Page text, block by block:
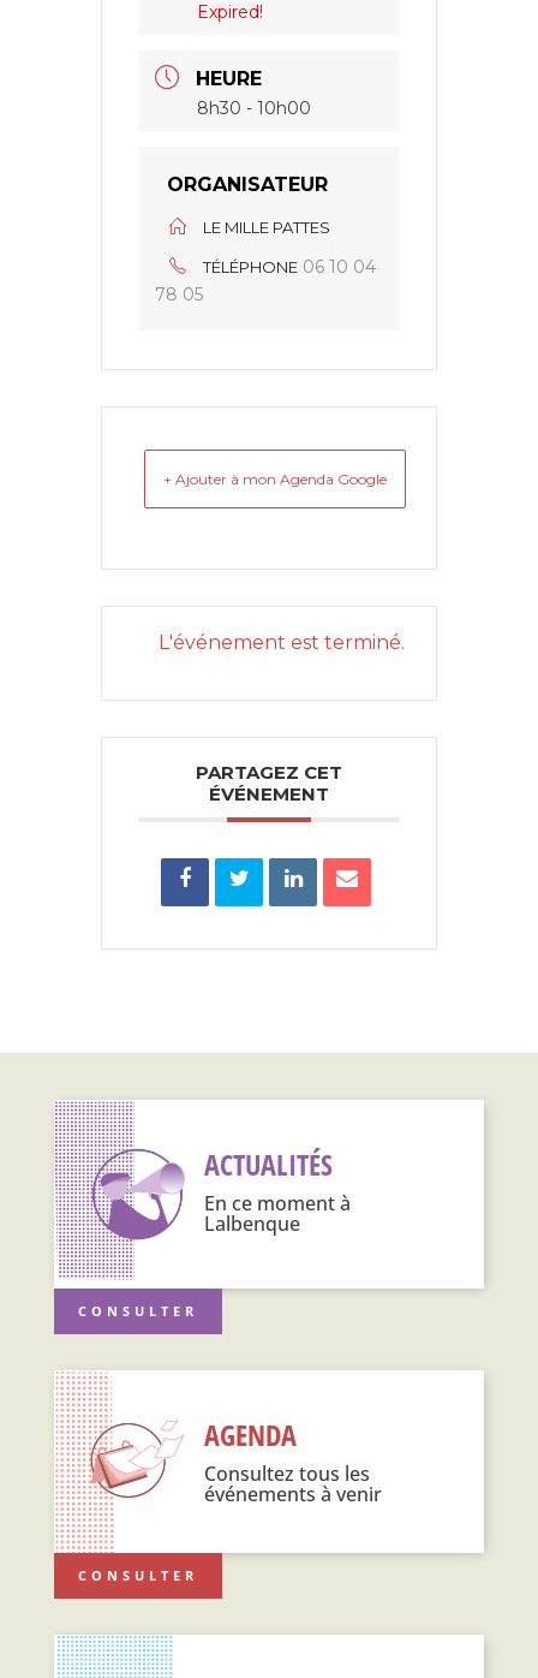
Expired!
HEURE
8h30 - 10h00
ORGANISATEUR
LE MILLE PATTES
TÉLÉPHONE 06 10 04
78 05
+ Ajouter à mon Agenda Google
L'événement est terminé.
PARTAGEZ CET
ÉVÉNEMENT
ACTUALITÉS
En ce moment à
Lalbenque
CONSULTER
AGENDA
Consultez tous les
événements à venir
CONSULTER